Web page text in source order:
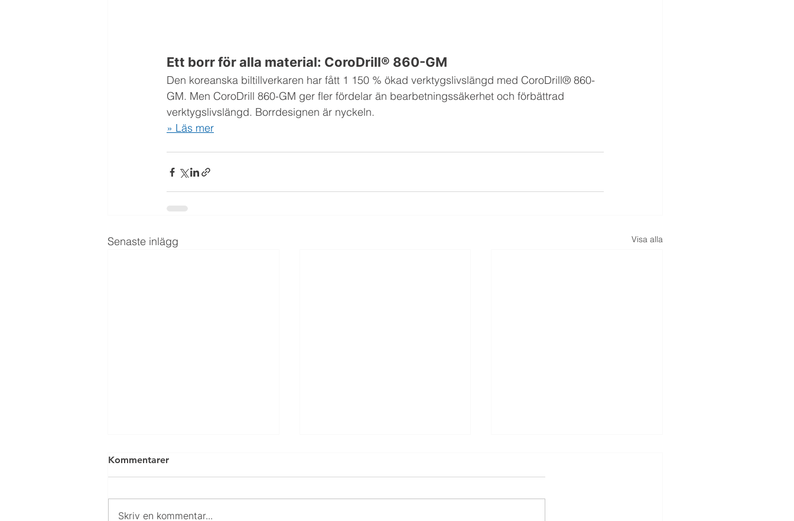
Ett borr för alla material: CoroDrill® 860-GM
Den koreanska biltillverkaren har fått 1 150 % ökad verktygslivslängd med CoroDrill® 860-
GM. Men CoroDrill 860-GM ger fler fördelar än bearbetningssäkerhet och förbättrad
verktygslivslängd. Borrdesignen är nyckeln.
» Läs mer
Senaste inlägg Visa alla
Kommentarer
Skriv en kommentar...